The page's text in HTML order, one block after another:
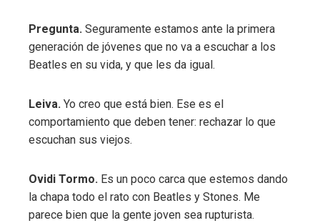
Pregunta. Seguramente estamos ante la primera
generación de jóvenes que no va a escuchar a los
Beatles en su vida, y que les da igual.
Leiva. Yo creo que está bien. Ese es el
comportamiento que deben tener: rechazar lo que
escuchan sus viejos.
Ovidi Tormo. Es un poco carca que estemos dando
la chapa todo el rato con Beatles y Stones. Me
parece bien que la gente joven sea rupturista.